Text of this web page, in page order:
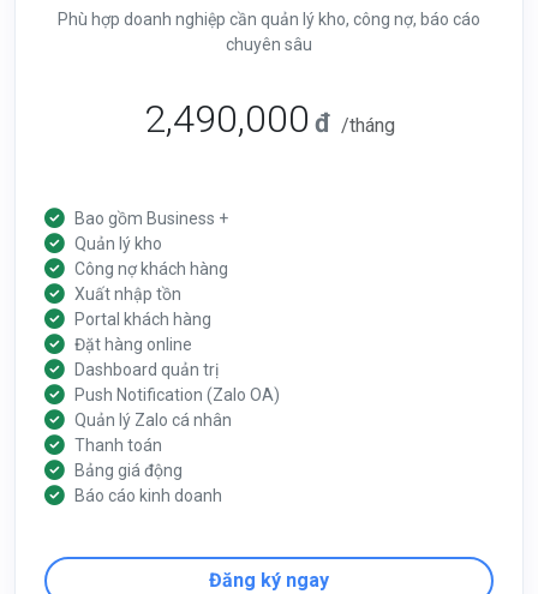
Phù hợp doanh nghiệp cần quản lý kho, công nợ, báo cáo
chuyên sâu
2,490,000 đ /tháng
Bao gồm Business +
Quản lý kho
Công nợ khách hàng
Xuất nhập tồn
Portal khách hàng
Đặt hàng online
Dashboard quản trị
Push Notification (Zalo OA)
Quản lý Zalo cá nhân
Thanh toán
Bảng giá động
Báo cáo kinh doanh
Đăng ký ngay